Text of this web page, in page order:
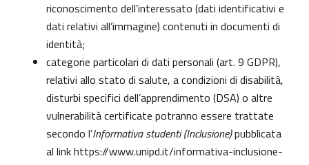
riconoscimento dell’interessato (dati identificativi e
dati relativi all’immagine) contenuti in documenti di
identità;
categorie particolari di dati personali (art. 9 GDPR),
relativi allo stato di salute, a condizioni di disabilità,
disturbi specifici dell’apprendimento (DSA) o altre
vulnerabilità certificate potranno essere trattate
secondo l’Informativa studenti (Inclusione)pubblicata
al linkhttps://www.unipd.it/informativa-inclusione-